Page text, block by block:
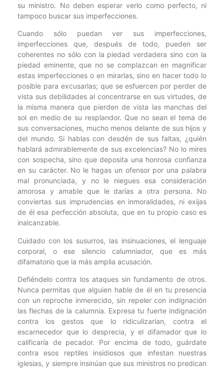
su ministro. No deben esperar verlo como perfecto, ni
tampoco buscar sus imperfecciones.
Cuando sólo puedan ver sus imperfecciones,
imperfecciones que, después de todo, pueden ser
coherentes no sólo con la piedad verdadera sino con la
piedad eminente, que no se complazcan en magnificar
estas imperfecciones o en mirarlas, sino en hacer todo lo
posible para excusarlas; que se esfuercen por perder de
vista sus debilidades al concentrarse en sus virtudes, de
la misma manera que pierden de vista las manchas del
sol en medio de su resplandor. Que no sean el tema de
sus conversaciones, mucho menos delante de sus hijos y
del mundo. Si hablas con desdén de sus faltas, ¿quién
hablará admirablemente de sus excelencias? No lo mires
con sospecha, sino que deposita una honrosa confianza
en su carácter. No le hagas un ofensor por una palabra
mal pronunciada, y no le niegues esa consideración
amorosa y amable que le darías a otra persona. No
conviertas sus imprudencias en inmoralidades, ni exijas
de él esa perfección absoluta, que en tu propio caso es
inalcanzable.
Cuidado con los susurros, las insinuaciones, el lenguaje
corporal, o ese silencio calumniador, que es más
difamatorio que la más amplia acusación.
Defiéndelo contra los ataques sin fundamento de otros.
Nunca permitas que alguien hable de él en tu presencia
con un reproche inmerecido, sin repeler con indignación
las flechas de la calumnia. Expresa tu fuerte indignación
contra los gestos que lo ridiculizarían, contra el
escarnecedor que lo desprecia, y el difamador que lo
calificaría de pecador. Por encima de todo, guárdate
contra esos reptiles insidiosos que infestan nuestras
iglesias, y siempre insinúan que sus ministros no predican